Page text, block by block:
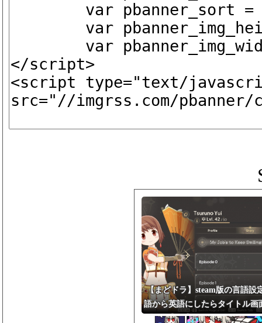
【まどドラ】steam版の言語設
語から英語にしたらタイトル画
ゲーム内に入ることができなく